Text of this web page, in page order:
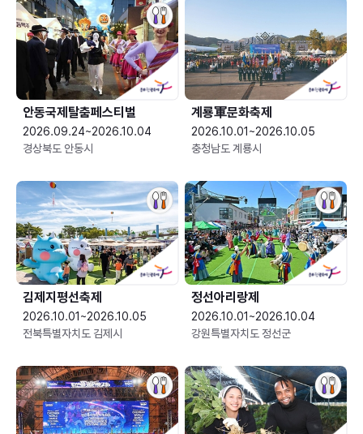
안동국제탈춤페스티벌
2026.09.24~2026.10.04
경상북도 안동시
2026.10.01~2026.10.05
충청남도 계룡시
김제지평선축제
2026.10.01~2026.10.05
전북특별자치도 김제시
정선아리랑제
2026.10.01~2026.10.04
강원특별자치도 정선군